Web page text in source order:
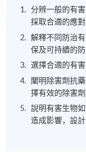
分辨一般的有
採取合適的應對
解釋不同防治
保及可持續的防
選擇合適的有
闡明除害劑抗
擇有效的除害
說明有害生物
造成影響，設